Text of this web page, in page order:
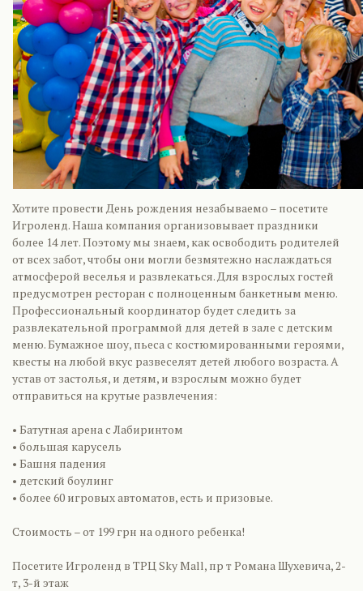
Хотите провести День рождения незабываемо – посетите
Игроленд. Наша компания организовывает праздники
более 14 лет. Поэтому мы знаем, как освободить родителей
от всех забот, чтобы они могли безмятежно наслаждаться
атмосферой веселья и развлекаться. Для взрослых гостей
предусмотрен ресторан с полноценным банкетным меню.
Профессиональный координатор будет следить за
развлекательной программой для детей в зале с детским
меню. Бумажное шоу, пьеса с костюмированными героями,
квесты на любой вкус развеселят детей любого возраста. А
устав от застолья, и детям, и взрослым можно будет
отправиться на крутые развлечения:
• Батутная арена с Лабиринтом
• большая карусель
• Башня падения
• детский боулинг
• более 60 игровых автоматов, есть и призовые.
Стоимость – от 199 грн на одного ребенка!
Посетите Игроленд в ТРЦ Sky Mall, пр т Романа Шухевича, 2-
т, 3-й этаж